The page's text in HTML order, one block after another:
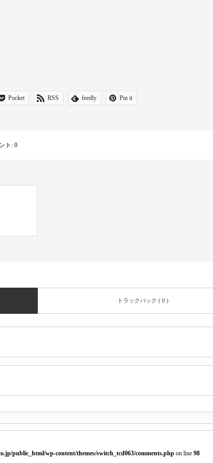
Pocket RSS feedly Pin it
ト: 0
トラックバック ( 0 )
public_html/wp-content/themes/switch_tcd063/comments.php on line 98